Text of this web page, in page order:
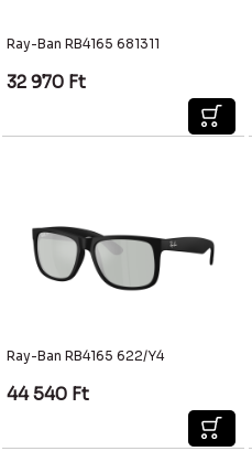
Ray-Ban RB4165 681311
32 970 Ft
Ray-Ban RB4165 622/Y4
44 540 Ft